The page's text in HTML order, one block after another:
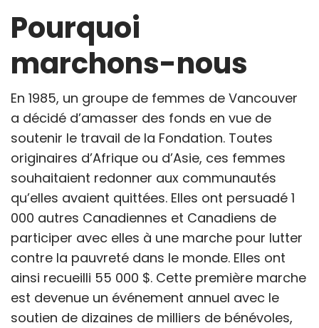
Pourquoi
marchons-nous
En 1985, un groupe de femmes de Vancouver
a décidé d’amasser des fonds en vue de
soutenir le travail de la Fondation. Toutes
originaires d’Afrique ou d’Asie, ces femmes
souhaitaient redonner aux communautés
qu’elles avaient quittées. Elles ont persuadé 1
000 autres Canadiennes et Canadiens de
participer avec elles à une marche pour lutter
contre la pauvreté dans le monde. Elles ont
ainsi recueilli 55 000 $. Cette première marche
est devenue un événement annuel avec le
soutien de dizaines de milliers de bénévoles,